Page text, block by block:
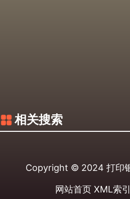
相关搜索
Copyright © 2024 打印
网站首页 XML索引